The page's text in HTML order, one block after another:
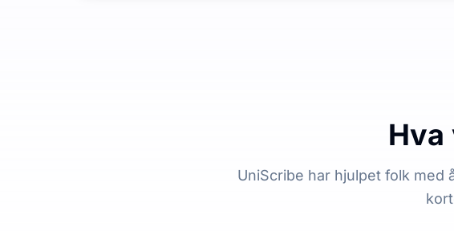
Hva
UniScribe har hjulpet folk med